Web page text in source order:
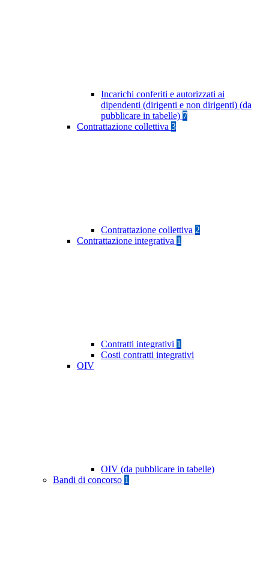
Incarichi conferiti e autorizzati ai
dipendenti (dirigenti e non dirigenti) (da
pubblicare in tabelle) 7
Contrattazione collettiva 3
Contrattazione collettiva 2
Contrattazione integrativa 1
Contratti integrativi 1
Costi contratti integrativi
OIV
OIV (da pubblicare in tabelle)
Bandi di concorso 1